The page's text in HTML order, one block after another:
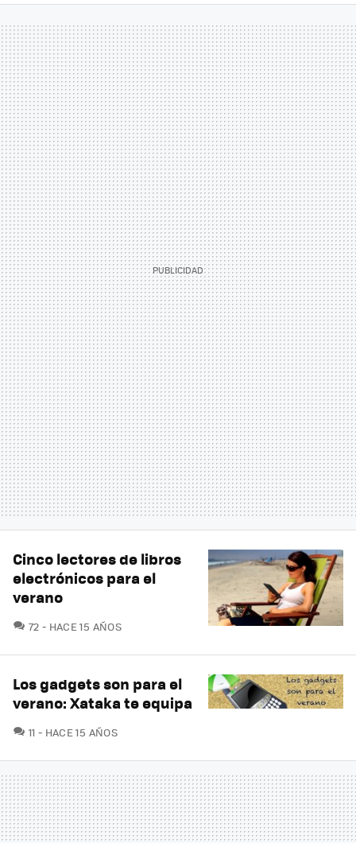
Cinco lectores de libros
electrónicos para el
verano
72 COMENTARIOS
HACE 15 AÑOS
Los gadgets son para el
verano: Xataka te equipa
11 COMENTARIOS
HACE 15 AÑOS